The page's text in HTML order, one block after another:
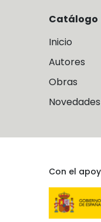
Catálogo
Inicio
Autores
Obras
Novedades
Con el